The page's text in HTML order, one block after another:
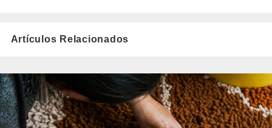
Artículos Relacionados